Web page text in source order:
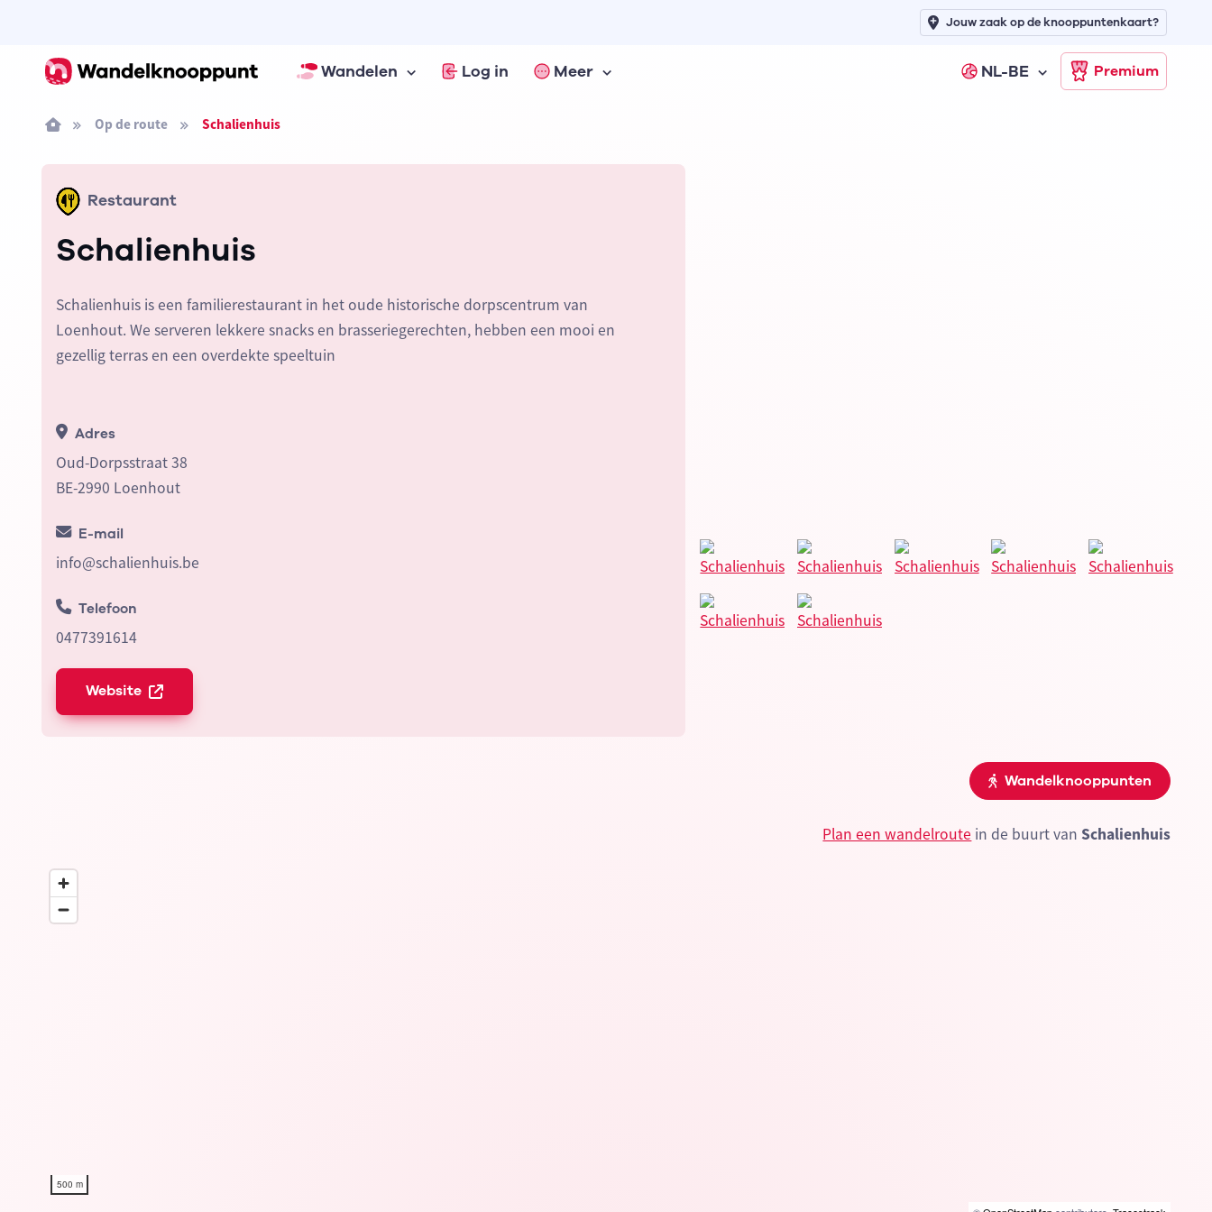
Wandelen Log in Meer NL-BE Premium
Jouw zaak op de knooppuntenkaart?
Op de route Schalienhuis
Restaurant
Schalienhuis
Schalienhuis is een familierestaurant in het oude historische dorpscentrum van
Loenhout. We serveren lekkere snacks en brasseriegerechten, hebben een mooi en
gezellig terras en een overdekte speeltuin
Adres
Oud-Dorpsstraat 38
BE-2990 Loenhout
E-mail
info@schalienhuis.be
Telefoon
0477391614
Website
Wandelknooppunten
Plan een wandelroute in de buurt vanSchalienhuis
500 m